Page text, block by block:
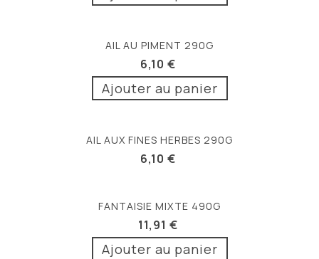
AIL AU PIMENT 290G
6,10 €
Ajouter au panier
AIL AUX FINES HERBES 290G
6,10 €
FANTAISIE MIXTE 490G
11,91 €
Ajouter au panier